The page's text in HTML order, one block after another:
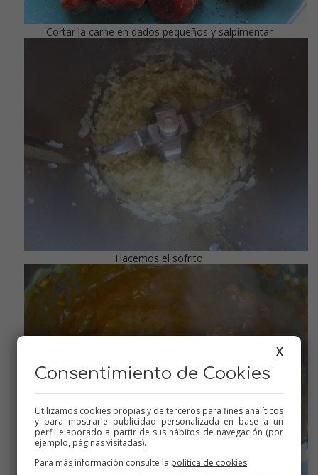
Cortar la carne en dados pequeños y salpimentar
Hacemos el sofrito
X
Consentimiento de Cookies
Utilizamos cookies propias y de terceros para fines analíticos
y para mostrarle publicidad personalizada en base a un
perfil elaborado a partir de sus hábitos de navegación (por
ejemplo, páginas visitadas).
Para más información consulte la política de cookies.